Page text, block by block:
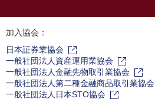
加入協会：
日本証券業協会
一般社団法人資産運用業協会
一般社団法人金融先物取引業協会
一般社団法人第二種金融商品取引業協会
一般社団法人日本STO協会